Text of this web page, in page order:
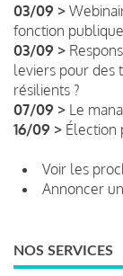
03/09 >
fonction
03/09 >
leviers pour des
résilients ?
07/09 > Le
16/09 > Élection
Voir les
Annoncer
NOS SERVICES